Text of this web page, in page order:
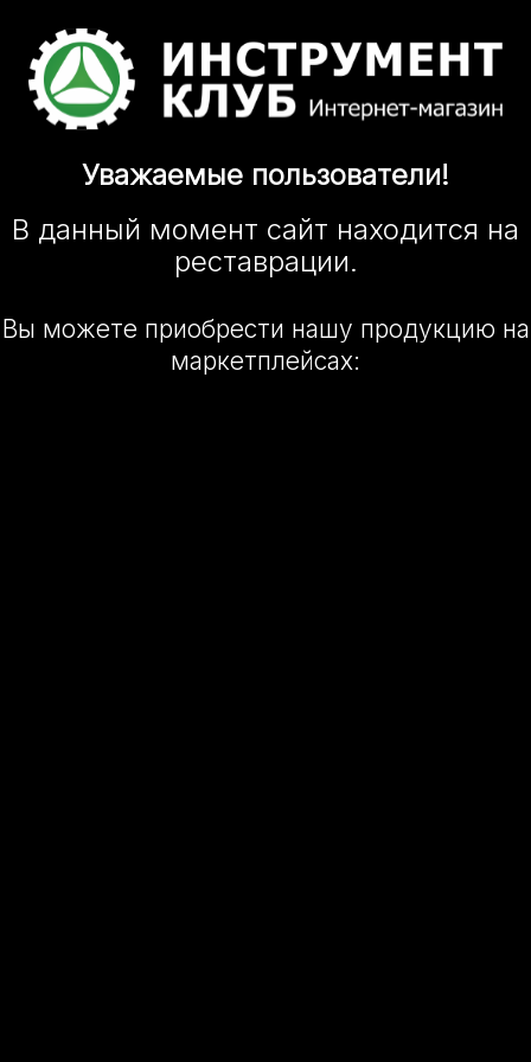
Уважаемые пользователи!
В данный момент сайт находится на
реставрации.
Вы можете приобрести нашу продукцию на
маркетплейсах: